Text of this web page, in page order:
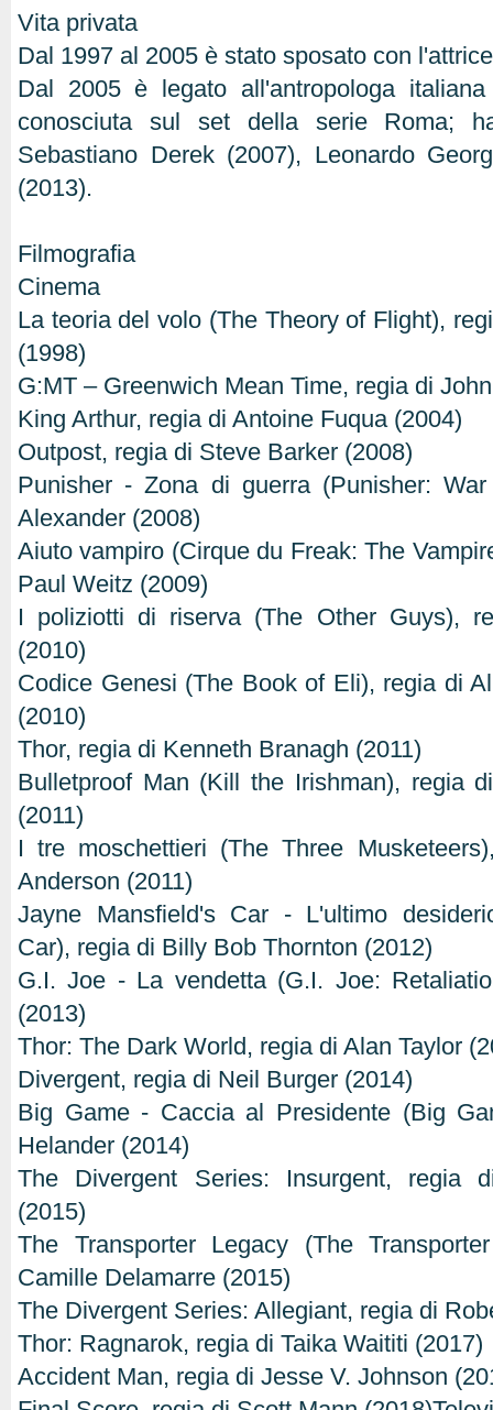
Vita privata
Dal 1997 al 2005 è stato sposato con
Dal 2005 è legato all'antropologa
conosciuta sul set della serie Roma;
Sebastiano Derek (2007), Leonardo
(2013).
Filmografia
Cinema
La teoria del volo (The Theory of Flight),
(1998)
G:MT – Greenwich Mean Time, regia di
King Arthur, regia di Antoine Fuqua (2004)
Outpost, regia di Steve Barker (2008)
Punisher - Zona di guerra (Punisher:
Alexander (2008)
Aiuto vampiro (Cirque du Freak: The
Paul Weitz (2009)
I poliziotti di riserva (The Other Guys),
(2010)
Codice Genesi (The Book of Eli), regia di
(2010)
Thor, regia di Kenneth Branagh (2011)
Bulletproof Man (Kill the Irishman), regia
(2011)
I tre moschettieri (The Three
Anderson (2011)
Jayne Mansfield's Car - L'ultimo
Car), regia di Billy Bob Thornton (2012)
G.I. Joe - La vendetta (G.I. Joe:
(2013)
Thor: The Dark World, regia di Alan Taylor
Divergent, regia di Neil Burger (2014)
Big Game - Caccia al Presidente (Big
Helander (2014)
The Divergent Series: Insurgent, regia
(2015)
The Transporter Legacy (The
Camille Delamarre (2015)
The Divergent Series: Allegiant, regia di
Thor: Ragnarok, regia di Taika Waititi (2017)
Accident Man, regia di Jesse V. Johnson